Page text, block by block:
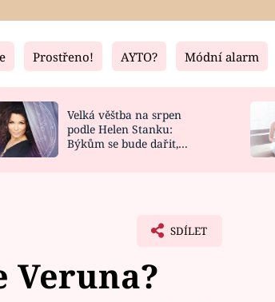
Fresh
NOVINKY
VIDEORECEPTY
Living
DESIGN
Prostřeno! AYTO? Módní alarm
Velká věštba na srpen
podle Helen Stanku:
Býkům se bude dařit,
SDÍLET
Veruna?